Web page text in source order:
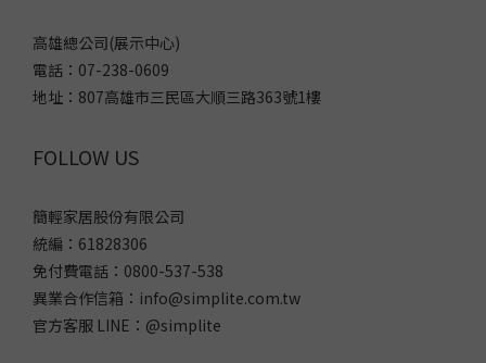
高雄總公司(展示中心)
電話：07-238-0609
地址：807高雄市三民區大順三路363號1樓
FOLLOW US
簡輕家居股份有限公司
統編：61828306
免付費電話：0800-537-538
異業合作信箱：info@simplite.com.tw
官方客服 LINE：@simplite